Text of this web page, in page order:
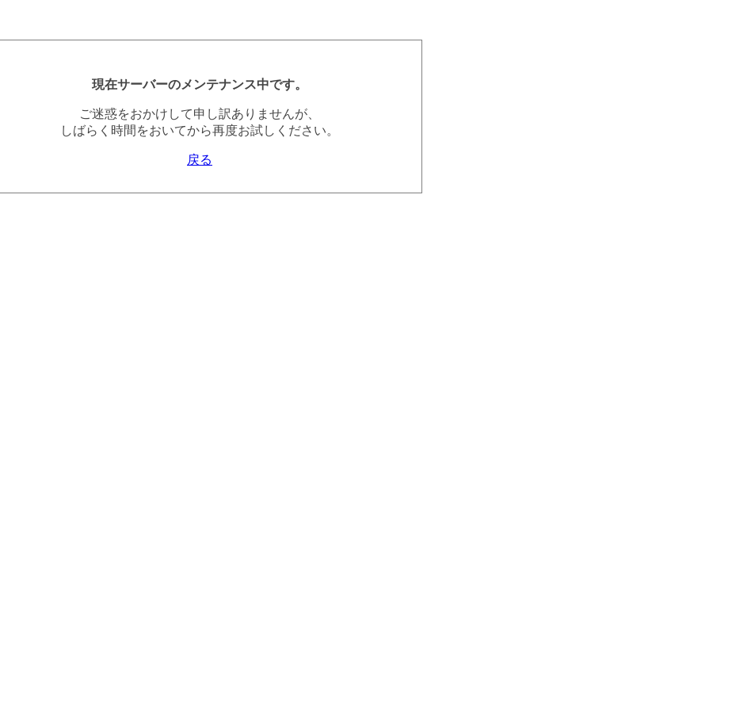
現在サーバーのメンテナンス中です。
ご迷惑をおかけして申し訳ありませんが、
しばらく時間をおいてから再度お試しください。
戻る